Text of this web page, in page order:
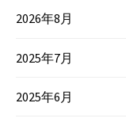
2026年8月
2025年7月
2025年6月